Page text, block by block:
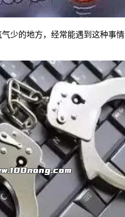
少的地方，经常能遇到这种事